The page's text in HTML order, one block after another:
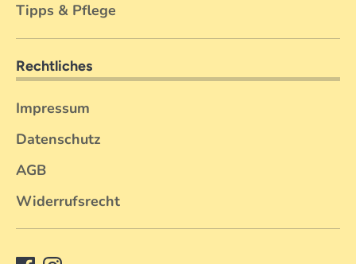
Tipps & Pflege
Rechtliches
Impressum
Datenschutz
AGB
Widerrufsrecht